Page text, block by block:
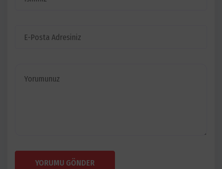
YORUMU GÖNDER